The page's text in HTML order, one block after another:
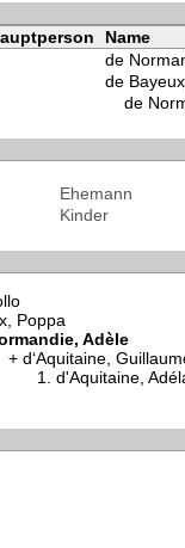
Name
de
de
de
Ehemann
Kinder
Poppa
Adèle
d‘Aquitaine,
d'Aquitaine,